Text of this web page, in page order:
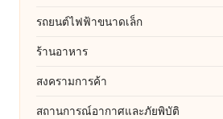
รถยนต์ไฟฟ้าขนาดเล็ก
ร้านอาหาร
สงครามการค้า
สถานการณ์อากาศและภัยพิบัติ